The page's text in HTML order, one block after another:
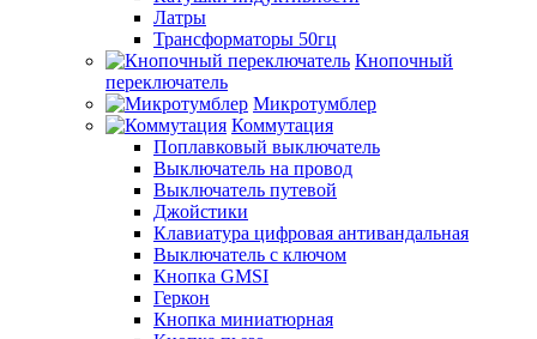
Латры
Трансформаторы 50гц
Кнопочный
переключатель
Микротумблер
Коммутация
Поплавковый выключатель
Выключатель на провод
Выключатель путевой
Джойстики
Клавиатура цифровая антивандальная
Выключатель с ключом
Кнопка GMSI
Геркон
Кнопка миниатюрная